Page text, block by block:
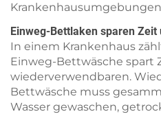
Einweg-Bettlaken sparen
In einem Krankenhaus
Einweg-Bettwäsche spart
wiederverwendbaren.
Bettwäsche muss
Wasser gewaschen,